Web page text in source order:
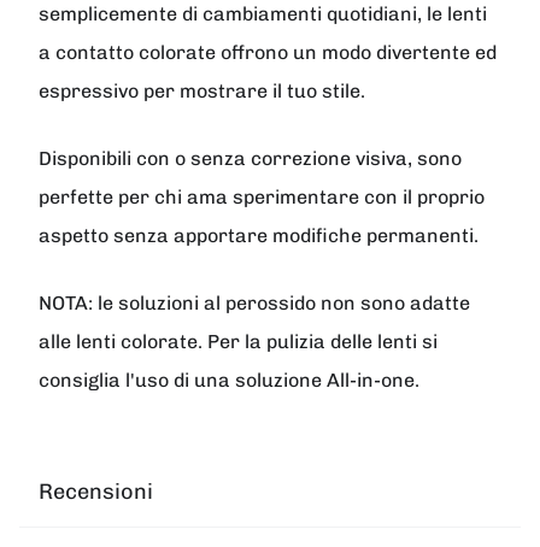
semplicemente di cambiamenti quotidiani, le lenti
a contatto colorate offrono un modo divertente ed
espressivo per mostrare il tuo stile.
Disponibili con o senza correzione visiva, sono
perfette per chi ama sperimentare con il proprio
aspetto senza apportare modifiche permanenti.
NOTA: le soluzioni al perossido non sono adatte
alle lenti colorate. Per la pulizia delle lenti si
consiglia l'uso di una soluzione All-in-one.
Recensioni